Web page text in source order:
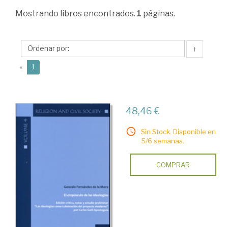
Fernández
Gonzalo
Mostrando libros encontrados. 1 páginas.
↑
« 1
48,46 €
Sin Stock. Disponible en
5/6 semanas.
COMPRAR